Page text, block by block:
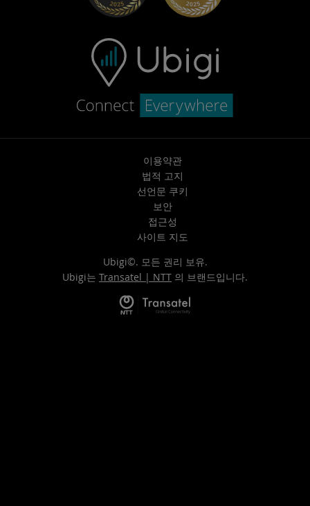
이용약관
법적 고지
선언문 쿠키
보안
접근성
사이트 지도
Ubigi©. 모든 권리 보유.
Ubigi는 Transatel | NTT 의 브랜드입니다.